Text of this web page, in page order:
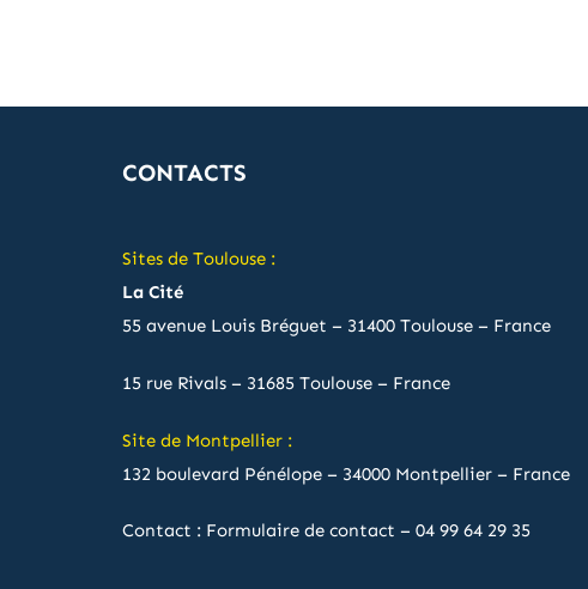
CONTACTS
Sites de Toulouse :
La Cité
55 avenue Louis Bréguet – 31400 Toulouse – France
15 rue Rivals – 31685 Toulouse – France
Site de Montpellier :
132 boulevard Pénélope – 34000 Montpellier – France
Contact : Formulaire de contact – 04 99 64 29 35